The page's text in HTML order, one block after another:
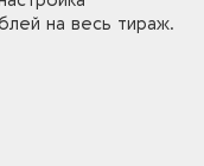
на весь тираж.